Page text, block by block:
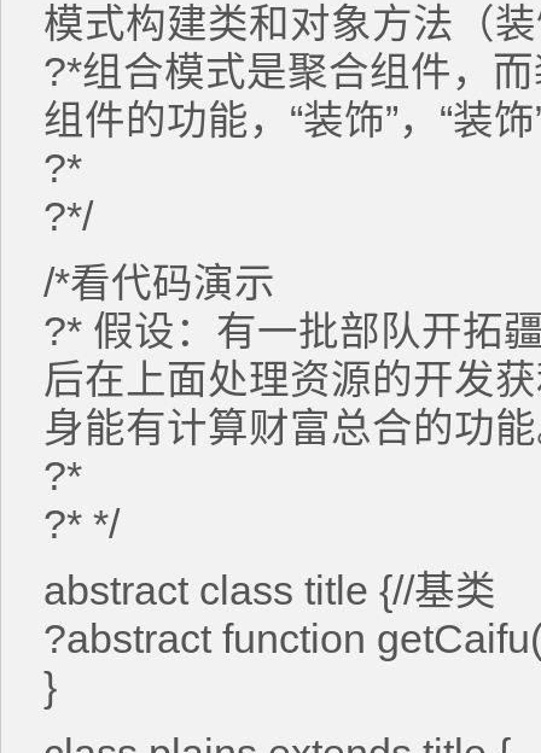
模式构建类和对象方法（
?*组合模式是聚合组件，
组件的功能，“装饰”，“装
?*
?*/
/*看代码演示
?* 假设：有一批部队开拓
后在上面处理资源的开发
身能有计算财富总合的功
?*
?* */
abstract class title {//基类
?abstract function
}